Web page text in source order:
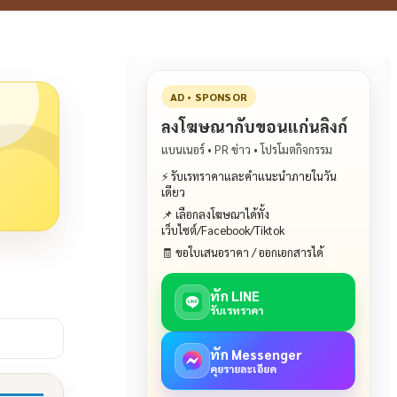
AD • SPONSOR
ลงโฆษณากับขอนแก่นลิงก์
แบนเนอร์ • PR ข่าว • โปรโมตกิจกรรม
⚡ รับเรทราคาและคำแนะนำภายในวัน
เดียว
📌 เลือกลงโฆษณาได้ทั้ง
เว็บไซต์/Facebook/Tiktok
🧾 ขอใบเสนอราคา / ออกเอกสารได้
ทัก LINE
รับเรทราคา
ทัก Messenger
คุยรายละเอียด